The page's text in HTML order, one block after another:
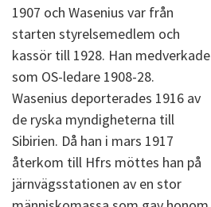
1907 och Wasenius var från
starten styrelsemedlem och
kassör till 1928. Han medverkade
som OS-ledare 1908-28.
Wasenius deporterades 1916 av
de ryska myndigheterna till
Sibirien. Då han i mars 1917
återkom till Hfrs möttes han på
järnvägsstationen av en stor